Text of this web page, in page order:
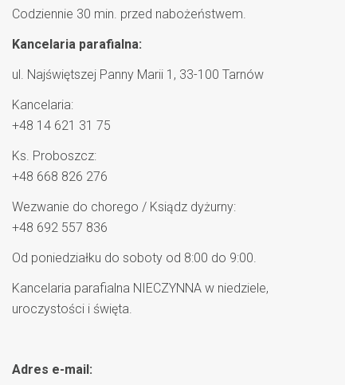
Codziennie 30 min. przed nabożeństwem.
Kancelaria parafialna:
ul. Najświętszej Panny Marii 1, 33-100 Tarnów
Kancelaria:
+48 14 621 31 75
Ks. Proboszcz:
+48 668 826 276
Wezwanie do chorego / Ksiądz dyżurny:
+48 692 557 836
Od poniedziałku do soboty od 8:00 do 9:00.
Kancelaria parafialna NIECZYNNA w niedziele,
uroczystości i święta.
Adres e-mail: